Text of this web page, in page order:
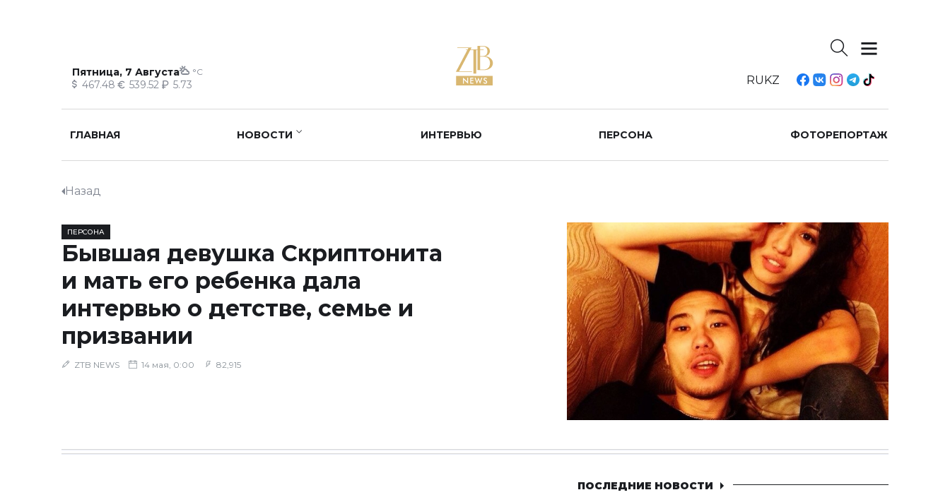
Пятница, 7 Августа °C
467.48 539.52 5.73 RUKZ
ГЛАВНАЯ НОВОСТИ ИНТЕРВЬЮ ПЕРСОНА ФОТОРЕПОРТАЖ
Назад
ПЕРСОНА
Бывшая девушка Скриптонита
и мать его ребенка дала
интервью о детстве, семье и
призвании
ZTB NEWS 14 мая, 0:00 82,915
ПОСЛЕДНИЕ НОВОСТИ